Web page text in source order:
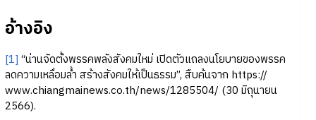
อ้างอิง
[1] “น่านจัดตั้งพรรคพลังสังคมใหม่ เปิดตัวแถลงนโยบายของพรรค
ลดความเหลื่อมล้ำ สร้างสังคมให้เป็นธรรม”, สืบค้นจาก https://
www.chiangmainews.co.th/news/1285504/ (30 มิถุนายน
2566).